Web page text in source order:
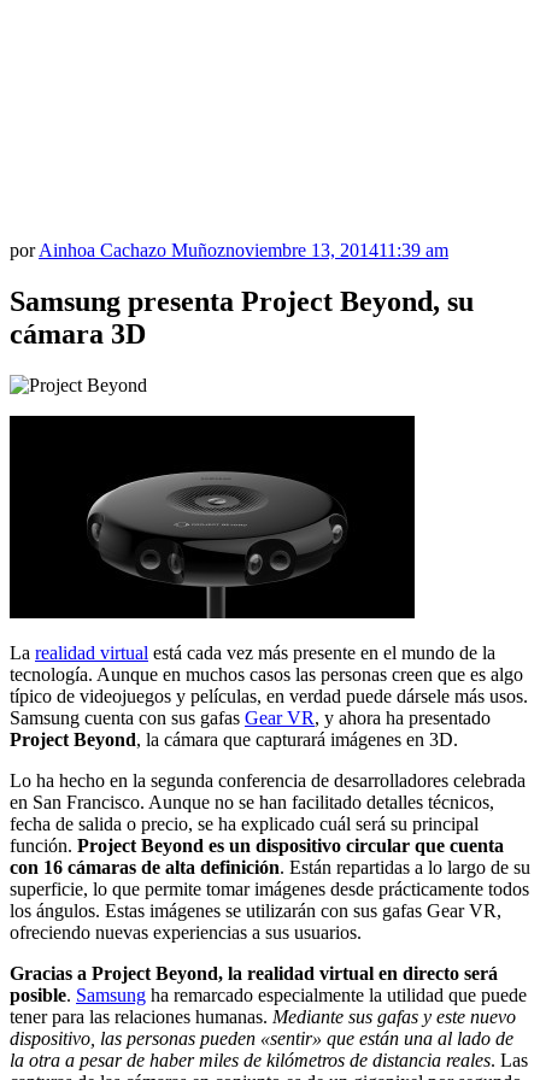
porAinhoa Cachazo Muñoznoviembre 13, 201411:39 am
Samsung presenta Project Beyond, su
cámara 3D
La realidad virtual está cada vez más presente en el mundo de la
tecnología. Aunque en muchos casos las personas creen que es algo
típico de videojuegos y películas, en verdad puede dársele más usos.
Samsung cuenta con sus gafas Gear VR, y ahora ha presentado
Project Beyond, la cámara que capturará imágenes en 3D.
Lo ha hecho en la segunda conferencia de desarrolladores celebrada
en San Francisco. Aunque no se han facilitado detalles técnicos,
fecha de salida o precio, se ha explicado cuál será su principal
función. Project Beyond es un dispositivo circular que cuenta
con 16 cámaras de alta definición. Están repartidas a lo largo de su
superficie, lo que permite tomar imágenes desde prácticamente todos
los ángulos. Estas imágenes se utilizarán con sus gafas Gear VR,
ofreciendo nuevas experiencias a sus usuarios.
Gracias a Project Beyond, la realidad virtual en directo será
posible. Samsung ha remarcado especialmente la utilidad que puede
tener para las relaciones humanas. Mediante sus gafas y este nuevo
dispositivo, las personas pueden «sentir» que están una al lado de
la otra a pesar de haber miles de kilómetros de distancia reales. Las